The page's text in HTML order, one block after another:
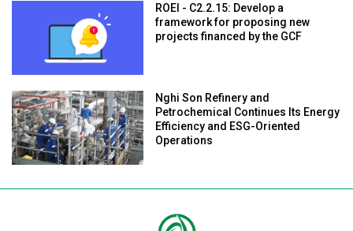
ROEI - C2.2.15: Develop a
framework for proposing new
projects financed by the GCF
Nghi Son Refinery and
Petrochemical Continues Its Energy
Efficiency and ESG-Oriented
Operations